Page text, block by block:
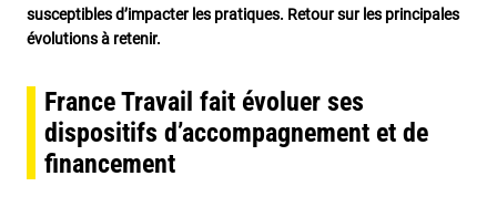
susceptibles d’impacter les pratiques. Retour sur les principales
évolutions à retenir.
France Travail fait évoluer ses
dispositifs d’accompagnement et de
financement